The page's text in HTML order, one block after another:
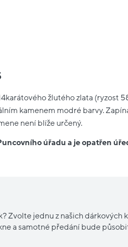
žlutého zlata (ryzost
kamenem modré barvy.
není blíže určený.
úřadu a je opatřen
Zvolte jednu z našich dárkových
a samotné předání bude